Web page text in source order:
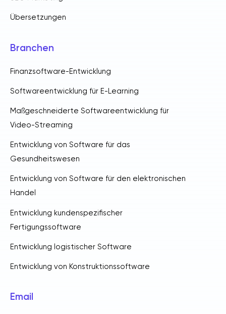
Übersetzungen
Branchen
Finanzsoftware-Entwicklung
Softwareentwicklung für E-Learning
Maßgeschneiderte Softwareentwicklung für
Video-Streaming
Entwicklung von Software für das
Gesundheitswesen
Entwicklung von Software für den elektronischen
Handel
Entwicklung kundenspezifischer
Fertigungssoftware
Entwicklung logistischer Software
Entwicklung von Konstruktionssoftware
Email